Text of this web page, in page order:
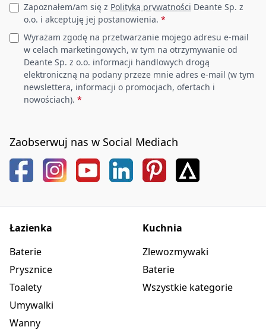
Zapoznałem/am się z Polityką prywatności Deante Sp. z
o.o. i akceptuję jej postanowienia. *
Wyrażam zgodę na przetwarzanie mojego adresu e-mail
w celach marketingowych, w tym na otrzymywanie od
Deante Sp. z o.o. informacji handlowych drogą
elektroniczną na podany przeze mnie adres e-mail (w tym
newslettera, informacji o promocjach, ofertach i
nowościach). *
Zaobserwuj nas w Social Mediach
Łazienka
Baterie
Prysznice
Toalety
Umywalki
Wanny
Kuchnia
Zlewozmywaki
Baterie
Wszystkie kategorie